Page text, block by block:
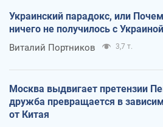
Украинский парадокс, или
ничего не получилось с Украиной
Виталий Портников 3,7 т.
Москва выдвигает претензии
дружба превращается в
от Китая